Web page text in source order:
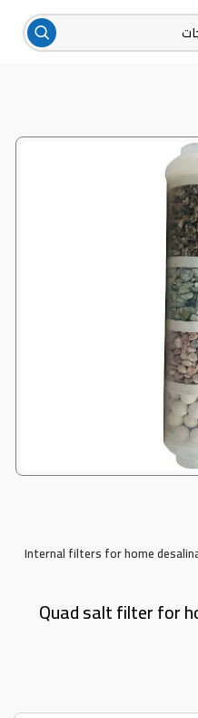
Internal filters for home
Quad salt filter for